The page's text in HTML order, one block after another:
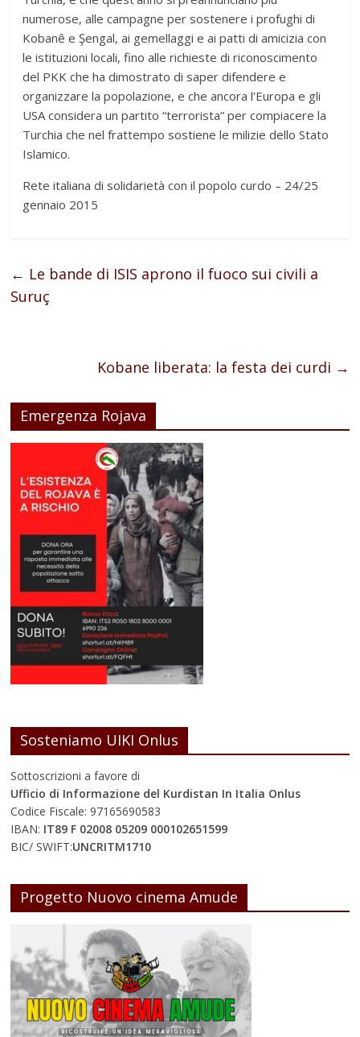
numerose, alle campagne per sostenere i profughi di
Kobanê e Şengal, ai gemellaggi e ai patti di amicizia con
le istituzioni locali, fino alle richieste di riconoscimento
del PKK che ha dimostrato di saper difendere e
organizzare la popolazione, e che ancora l’Europa e gli
USA considera un partito “terrorista” per compiacere la
Turchia che nel frattempo sostiene le milizie dello Stato
Islamico.
Rete italiana di solidarietà con il popolo curdo – 24/25
gennaio 2015
← Le bande di ISIS aprono il fuoco sui civili a
Suruç
Kobane liberata: la festa dei curdi →
Emergenza Rojava
Sosteniamo UIKI Onlus
Sottoscrizioni a favore di
Ufficio di Informazione del Kurdistan In Italia Onlus
Codice Fiscale: 97165690583
IBAN: IT89 F 02008 05209 000102651599
BIC/ SWIFT:UNCRITM1710
Progetto Nuovo cinema Amude